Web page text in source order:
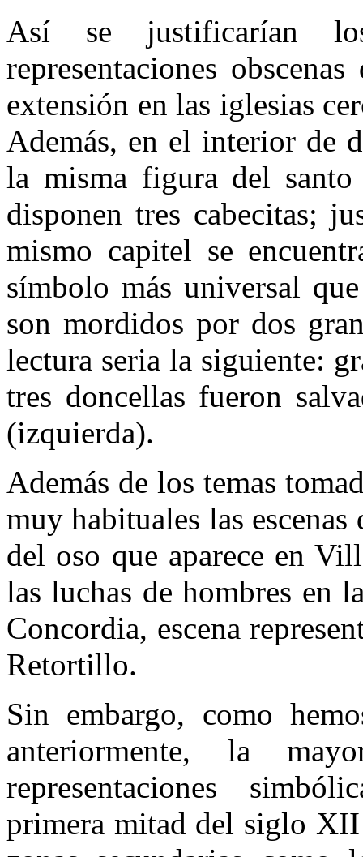
Así se justificarían
representaciones
extensión en las iglesias
Además, en el interior de
la misma figura del
disponen tres cabecitas;
mismo capitel se
símbolo más universal
son mordidos por dos
lectura seria la siguiente:
tres doncellas fueron
(izquierda).
Además de los temas
muy habituales las
del oso que aparece en
las luchas de hombres en
Concordia, escena
Retortillo.
Sin embargo, como
anteriormente, la
representaciones
primera mitad del siglo XII